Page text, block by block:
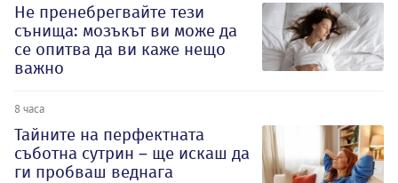
Не пренебрегвайте тези
сънища: мозъкът ви може да
се опитва да ви каже нещо
важно
8 часа
Тайните на перфектната
съботна сутрин – ще искаш да
ги пробваш веднага